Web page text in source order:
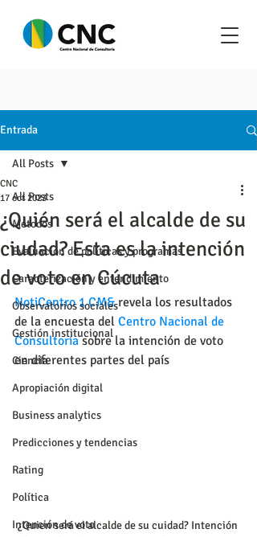
Entrada
All Posts
Metodos
Evaluación de políticas y programas
Caracterización y entendimiento
Observatorios sociales
Gestión institucional
Ciencia
Apropiación digital
Business analytics
Predicciones y tendencias
Rating
Política
Intención de voto
All Posts
¿Quién será el alcalde de su
ciudad? Esta es la intención
de voto en Cúcuta
CNC
17 oct 2023
NotiCentro 1 CM& revela los resultados
de la encuesta del Centro Nacional de
Consultoría sobre la intención de voto
en diferentes partes del país
¿Quien será el alcalde de su cuidad? Intención